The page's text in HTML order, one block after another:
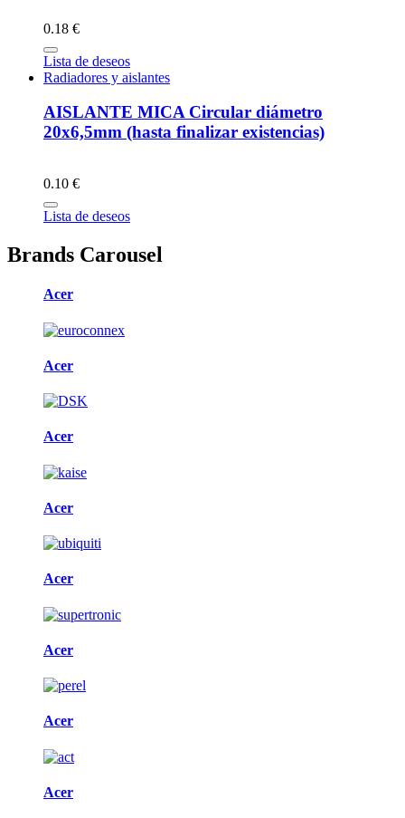
0.18 €
Lista de deseos
Radiadores y aislantes
AISLANTE MICA Circular diámetro
20x6,5mm (hasta finalizar existencias)
0.10 €
Lista de deseos
Brands Carousel
Acer
Acer
Acer
Acer
Acer
Acer
Acer
Acer